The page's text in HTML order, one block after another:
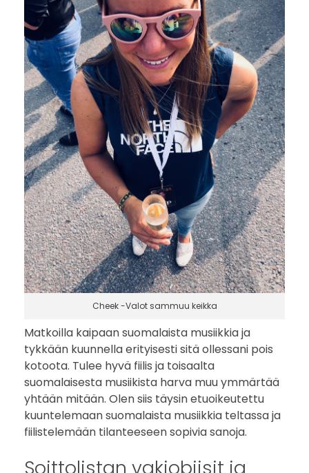
o
r
i
l
l
e
Cheek -Valot sammuu keikka
Matkoilla kaipaan suomalaista musiikkia ja
tykkään kuunnella erityisesti sitä ollessani pois
kotoota. Tulee hyvä fiilis ja toisaalta
suomalaisesta musiikista harva muu ymmärtää
yhtään mitään. Olen siis täysin etuoikeutettu
kuuntelemaan suomalaista musiikkia teltassa ja
fiilistelemään tilanteeseen sopivia sanoja.